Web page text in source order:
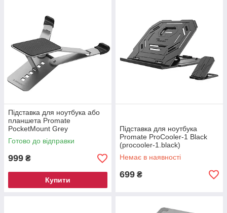
Підставка для ноутбука або
планшета Promate
PocketMount Grey
(pocketmount.grey)
Готово до відправки
999 ₴
Купити
Підставка для ноутбука
Promate ProCooler-1 Black
(procooler-1.black)
Немає в наявності
699 ₴